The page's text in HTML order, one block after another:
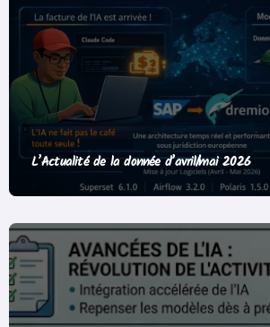
L’Actualité de la donnée d’avril/mai 2026